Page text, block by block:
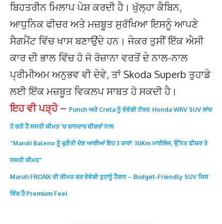
ਬਿਹਤਰੀਨ ਮਿਲਾਪ ਪੇਸ਼ ਕਰਦੀ ਹੈ। ਖੁੱਲ੍ਹਾ ਕੈਬਿਨ,
ਆਧੁਨਿਕ ਫੀਚਰ ਅਤੇ ਮਜ਼ਬੂਤ ਸੁਰੱਖਿਆ ਇਸਨੂੰ ਆਪਣੇ
ਸੈਗਮੈਂਟ ਵਿੱਚ ਖਾਸ ਬਣਾਉਂਦੇ ਹਨ। ਜੇਕਰ ਤੁਸੀਂ ਇੱਕ ਐਸੀ
ਕਾਰ ਦੀ ਭਾਲ ਵਿੱਚ ਹੋ ਜੋ ਰੋਜ਼ਾਨਾ ਵਰਤੋਂ ਦੇ ਨਾਲ-ਨਾਲ
ਪ੍ਰੀਮੀਅਮ ਅਨੁਭਵ ਵੀ ਦੇਵੇ, ਤਾਂ Skoda Superb ਤੁਹਾਡੇ
ਲਈ ਇੱਕ ਮਜ਼ਬੂਤ ਵਿਕਲਪ ਸਾਬਤ ਹੋ ਸਕਦੀ ਹੈ।
ਇਹ ਵੀ ਪੜ੍ਹੋ – Punch ਅਤੇ Creta ਨੂੰ ਦੇਵੇਗੀ ਟੱਕਰ: Honda WRV SUV ਲਾਂਚ
ਹੋ ਰਹੀ ਹੈ ਸਸਤੀ ਕੀਮਤ ‘ਚ ਸ਼ਾਨਦਾਰ ਫੀਚਰਾਂ ਨਾਲ
“Maruti Baleno ਨੂੰ ਚੁਣੌਤੀ ਦੇਣ ਆਈਆਂ ਇਹ 3 ਕਾਰਾਂ: 30Km ਮਾਈਲੇਜ, ਉੱਨਤ ਫੀਚਰ ਤੇ
ਸਸਤੀ ਕੀਮਤ”
Maruti FRONX ਦੀ ਕੀਮਤ ਕਰ ਦੇਵੇਗੀ ਤੁਹਾਨੂੰ ਹੈਰਾਨ – Budget-Friendly SUV ਜਿਸ
ਵਿੱਚ ਹੈ Premium Feel